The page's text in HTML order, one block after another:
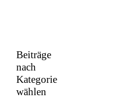
Beiträge
nach
Kategorie
wählen